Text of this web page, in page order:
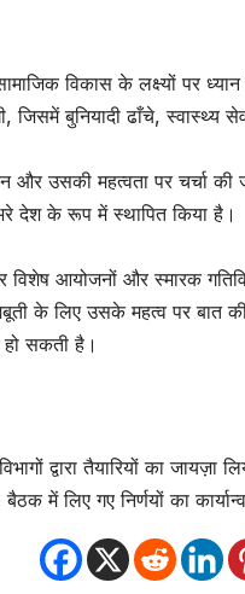
विकास के लक्ष्यों पर ध्यान
जिसमें बुनियादी ढाँचे, स्वास्थ्य
और उसकी महत्वता पर चर्चा
देश के रूप में स्थापित किया है।
विशेष आयोजनों और स्मारक
के लिए उसके महत्व पर बात
हो सकती है।
द्वारा तैयारियों का जायज़ा
में लिए गए निर्णयों का